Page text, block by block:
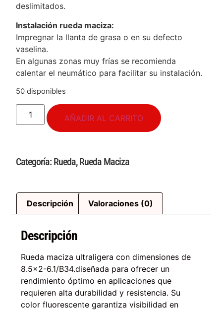
deslimitados.
Instalación rueda maciza:
Impregnar la llanta de grasa o en su defecto
vaselina.
En algunas zonas muy frías se recomienda
calentar el neumático para facilitar su instalación.
50 disponibles
AÑADIR AL CARRITO
Categoría: Rueda,Rueda Maciza
Descripción Valoraciones (0)
Descripción
Rueda maciza ultraligera con dimensiones de
8.5×2-6.1/B34.diseñada para ofrecer un
rendimiento óptimo en aplicaciones que
requieren alta durabilidad y resistencia. Su
color fluorescente garantiza visibilidad en